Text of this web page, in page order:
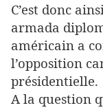
C’est donc
armada
américain a
l’opposition
présidentielle.
A la question